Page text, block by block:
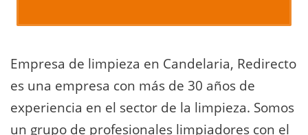
Empresa de limpieza en Candelaria, Redirecto
es una empresa con más de 30 años de
experiencia en el sector de la limpieza. Somos
un grupo de profesionales limpiadores con el